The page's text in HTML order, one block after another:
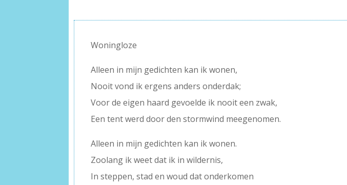
Woningloze
Alleen in mijn gedichten kan ik wonen,
Nooit vond ik ergens anders onderdak;
Voor de eigen haard gevoelde ik nooit een zwak,
Een tent werd door den stormwind meegenomen.
Alleen in mijn gedichten kan ik wonen.
Zoolang ik weet dat ik in wildernis,
In steppen, stad en woud dat onderkomen